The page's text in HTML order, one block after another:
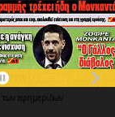
των εφημερίδων